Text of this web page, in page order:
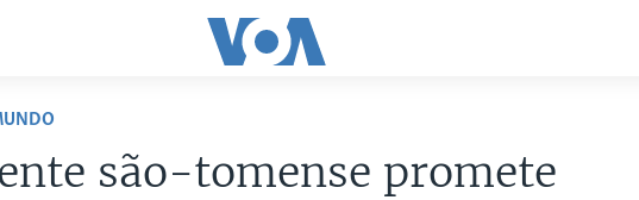
são-tomense promete